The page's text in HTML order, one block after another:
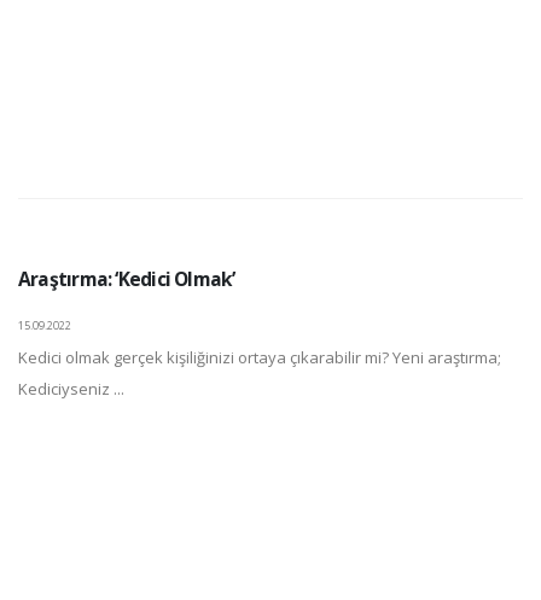
Araştırma: ‘Kedici Olmak’
15.09.2022
Kedici olmak gerçek kişiliğinizi ortaya çıkarabilir mi? Yeni araştırma;
Kediciyseniz ...